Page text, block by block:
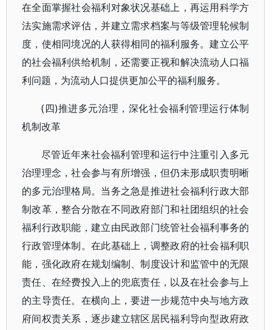
在全面掌握社会福利对象状况基础上，再运用科学方
法实施需求评估，并建立需求档案与等级管理轮候制
度，使相同境况的人获得相同的福利服务。建立公平
的社会福利供给机制，还需要正视和解决流动人口福
利问题，为流动人口提供更加公平的福利服务。
(四)推进多元治理，深化社会福利管理运行体制
机制改革
尽管近年来社会福利管理和运行中注重引入多元
治理理念，社会参与有所增强，但仍未形成职责明晰
的多元治理格局。当务之急是推进社会福利行政大部
制改革，整合分散在不同政府部门和社团组织的社会
福利行政职能，建立由民政部门统管社会福利事务的
行政管理体制。在此基础上，调整政府的社会福利职
能，强化政府在规划编制、制度设计和监管中的无限
责任、在经费投入上的兜底责任，以及在社会参与上
的主导责任。在横向上，要进一步规范中央与地方政
府间权责关系，逐步建立辖区居民福利导向型政府政